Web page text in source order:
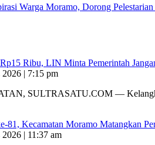
Warga Moramo, Dorong
Ribu, LIN Minta Pemerintah
2026 | 7:15 pm
SULTRASATU.COM —
81, Kecamatan Moramo Matangkan
| 11:37 am